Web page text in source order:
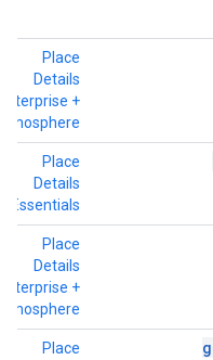
Place
Details
Enterprise +
Atmosphere
Place
Details
Essentials
Place
Details
Enterprise +
Atmosphere
Place